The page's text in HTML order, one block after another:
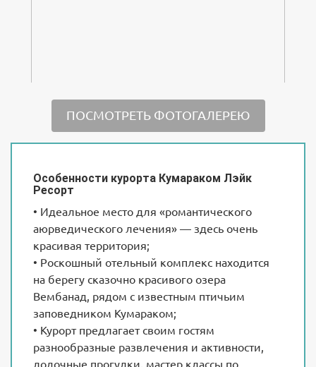
ПОСМОТРЕТЬ ФОТОГАЛЕРЕЮ
Особенности курорта Кумараком Лэйк
Ресорт
• Идеальное место для «романтического
аюрведического лечения» — здесь очень
красивая территория;
• Роскошный отельный комплекс находится
на берегу сказочно красивого озера
Вембанад, рядом с известным птичьим
заповедником Кумараком;
• Курорт предлагает своим гостям
разнообразные развлечения и активности,
лодочные прогулки, мастер классы по